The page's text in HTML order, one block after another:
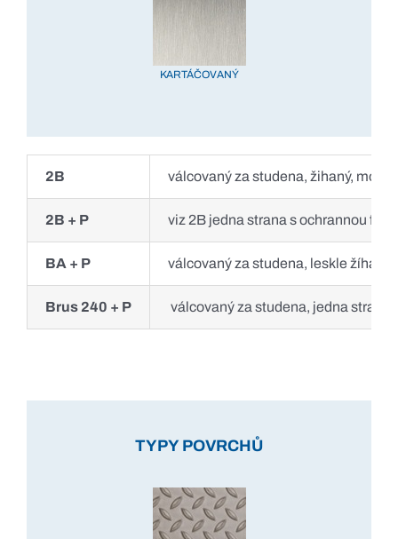
KARTÁČOVANÝ
2B válcovaný za studena, žihaný,
2B + P viz 2B jedna strana s ochrannou folií
BA + P válcovaný za studena, leskle
Brus 240 + P válcovaný za studena, jedna strana
TYPY POVRCHŮ